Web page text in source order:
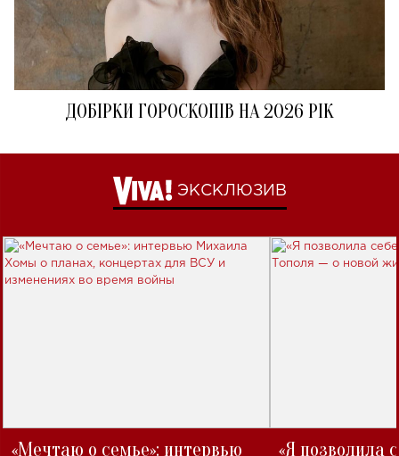
ДОБІРКИ ГОРОСКОПІВ НА 2026 РІК
ЭКСКЛЮЗИВ
«Мечтаю о семье»: интервью
«Я позволила